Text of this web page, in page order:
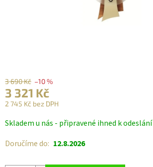
3 690 Kč –10 %
3 321 Kč
2 745 Kč bez DPH
cena:
Skladem u nás - připravené ihned k odeslání
Doručíme do: 12.8.2026